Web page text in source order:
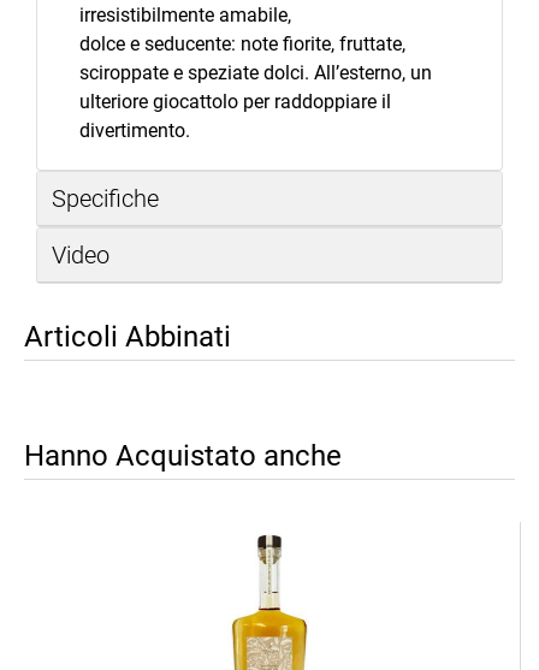
irresistibilmente amabile,
dolce e seducente: note fiorite, fruttate,
sciroppate e speziate dolci. All’esterno, un
ulteriore giocattolo per raddoppiare il
divertimento.
Specifiche
Video
Articoli Abbinati
Hanno Acquistato anche